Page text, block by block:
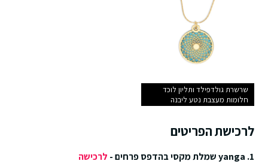
שרשרת גולדפילד ותליון לוכד
חלומות מעצבת נטע ליבנה
לרכישת הפריטים
1. yanga שמלת מקסי בהדפס פרחים -
לרכישה